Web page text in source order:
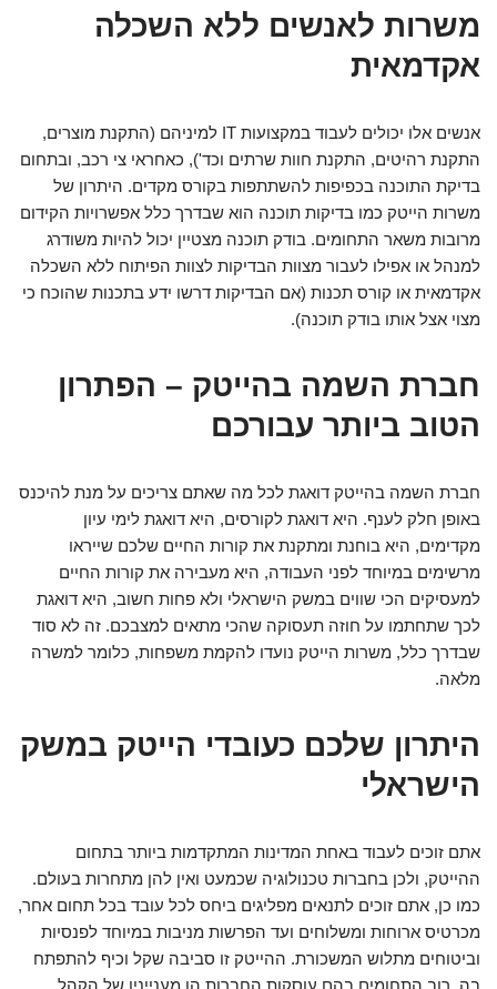
משרות לאנשים ללא השכלה
אקדמאית
אנשים אלו יכולים לעבוד במקצועות IT למיניהם (התקנת מוצרים,
התקנת רהיטים, התקנת חוות שרתים וכד'), כאחראי צי רכב, ובתחום
בדיקת התוכנה בכפיפות להשתתפות בקורס מקדים. היתרון של
משרות הייטק כמו בדיקות תוכנה הוא שבדרך כלל אפשרויות הקידום
מרובות משאר התחומים. בודק תוכנה מצטיין יכול להיות משודרג
למנהל או אפילו לעבור מצוות הבדיקות לצוות הפיתוח ללא השכלה
אקדמאית או קורס תכנות (אם הבדיקות דרשו ידע בתכנות שהוכח כי
מצוי אצל אותו בודק תוכנה).
חברת השמה בהייטק – הפתרון
הטוב ביותר עבורכם
חברת השמה בהייטק דואגת לכל מה שאתם צריכים על מנת להיכנס
באופן חלק לענף. היא דואגת לקורסים, היא דואגת לימי עיון
מקדימים, היא בוחנת ומתקנת את קורות החיים שלכם שייראו
מרשימים במיוחד לפני העבודה, היא מעבירה את קורות החיים
למעסיקים הכי שווים במשק הישראלי ולא פחות חשוב, היא דואגת
לכך שתחתמו על חוזה תעסוקה שהכי מתאים למצבכם. זה לא סוד
שבדרך כלל, משרות הייטק נועדו להקמת משפחות, כלומר למשרה
מלאה.
היתרון שלכם כעובדי הייטק במשק
הישראלי
אתם זוכים לעבוד באחת המדינות המתקדמות ביותר בתחום
ההייטק, ולכן בחברות טכנולוגיה שכמעט ואין להן מתחרות בעולם.
כמו כן, אתם זוכים לתנאים מפליגים ביחס לכל עובד בכל תחום אחר,
מכרטיס ארוחות ומשלוחים ועד הפרשות מניבות במיוחד לפנסיות
וביטוחים מתלוש המשכורת. ההייטק זו סביבה שקל וכיף להתפתח
בה, רוב התחומים בהם עוסקות החברות הן מענייניו של הקהל